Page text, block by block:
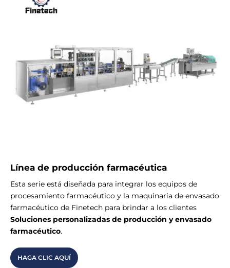
Línea de producción farmacéutica
Esta serie está diseñada para integrar los equipos de
procesamiento farmacéutico y la maquinaria de envasado
farmacéutico de Finetech para brindar a los clientes
Soluciones personalizadas de producción y envasado
farmacéutico.
HAGA CLIC AQUÍ